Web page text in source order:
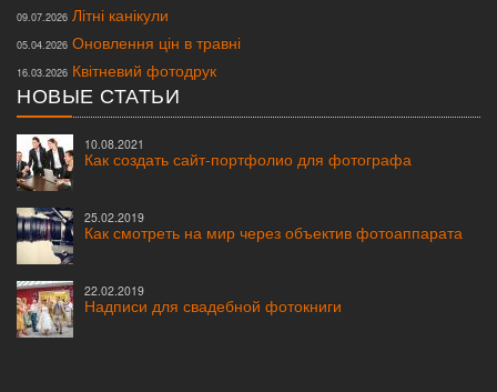
09.07.2026 Літні канікули
05.04.2026 Оновлення цін в травні
16.03.2026 Квітневий фотодрук
НОВЫЕ СТАТЬИ
10.08.2021
Как создать сайт-портфолио для фотографа
25.02.2019
Как смотреть на мир через объектив фотоаппарата
22.02.2019
Надписи для свадебной фотокниги